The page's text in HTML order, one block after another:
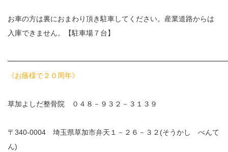
お車の方は裏におまわり頂き駐車してください。産業道路からは
入庫できません。【駐車場７台】
━━━━━━━━━━━━━━━━━━━━━━━━━━━━━━━
《お蔭様で２０周年》
草加よしだ整骨院 ０４８－９３２－３１３９
〒340-0004 埼玉県草加市弁天１－２６－３２(そうかし べんて
ん)